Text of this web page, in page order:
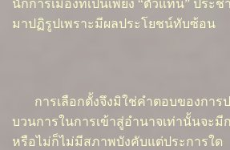
นักการเมืองที่เป็นเพียง “ตัวแทน” ประ
มาปฏิรูปเพราะมีผลประโยชน์ทับซ้อน
การเลือกตั้งจึงมิใช่คำตอบของการป
บวนการในการเข้าสู่อำนาจเท่านั้นจะมี
หรือไม่ก็ไม่มีสภาพบังคับแต่ประการใด